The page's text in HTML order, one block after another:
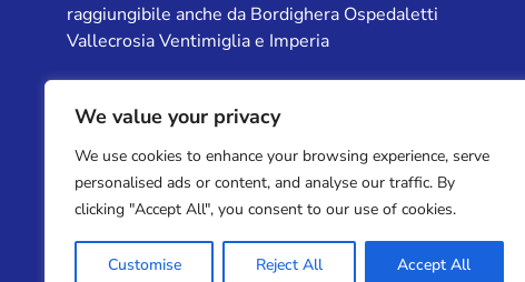
We value your privacy
We use cookies to enhance your browsing experience, serve
personalised ads or content, and analyse our traffic. By
clicking "Accept All", you consent to our use of cookies.
Customise Reject All Accept All
raggiungibile anche da Bordighera Ospedaletti
Vallecrosia Ventimiglia e Imperia